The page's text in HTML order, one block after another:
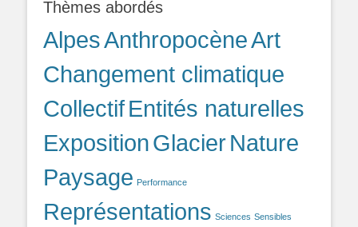
Thèmes abordés
AlpesAnthropocèneArt
Changement climatique
CollectifEntités naturelles
ExpositionGlacierNature
Paysage Performance
Représentations Sciences Sensibles